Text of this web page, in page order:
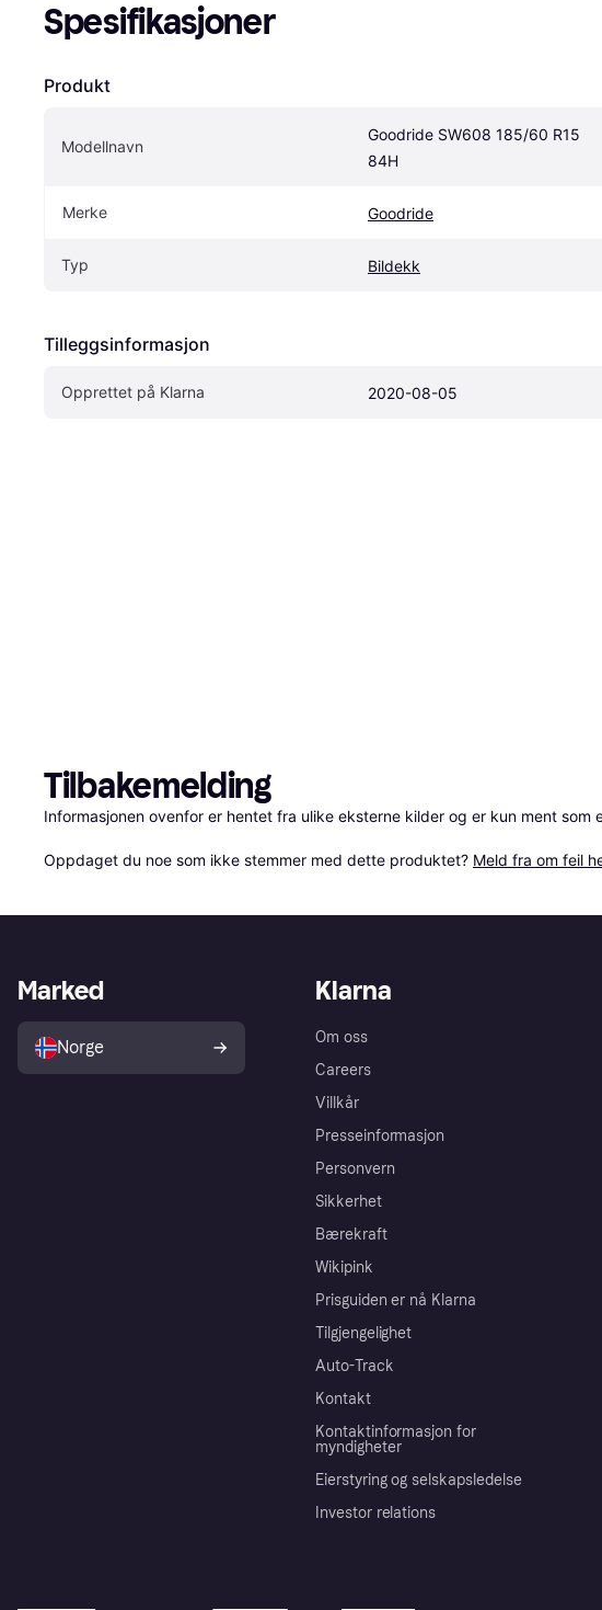
Spesifikasjoner
Produkt
Modellnavn
Goodride SW608 185/60 R15
84H
Merke Goodride
Typ Bildekk
Tilleggsinformasjon
Opprettet på Klarna 2020-08-05
Tilbakemelding
Informasjonen ovenfor er hentet fra ulike eksterne kilder og er kun ment som
Oppdaget du noe som ikke stemmer med dette produktet? Meld fra om feil
Klarna
Om oss
Careers
Villkår
Presseinformasjon
Personvern
Sikkerhet
Bærekraft
Wikipink
Prisguiden er nå Klarna
Tilgjengelighet
Auto-Track
Kontakt
Kontaktinformasjon for
myndigheter
Eierstyring og selskapsledelse
Investor relations
Marked
Norge